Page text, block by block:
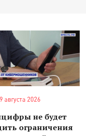
августа 2026
не будет
ограничения